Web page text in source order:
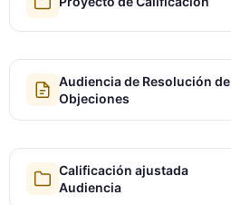
Audiencia de Resolución de
Objeciones
Calificación ajustada
Audiencia